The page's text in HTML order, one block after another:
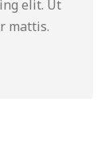
elit. Ut
mattis.